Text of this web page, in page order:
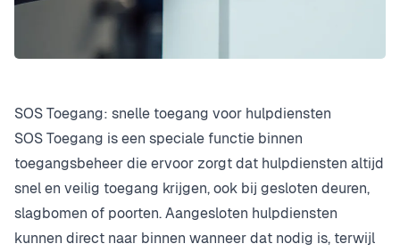
SOS Toegang: snelle toegang voor hulpdiensten
SOS Toegang is een speciale functie binnen
toegangsbeheer die ervoor zorgt dat hulpdiensten altijd
snel en veilig toegang krijgen, ook bij gesloten deuren,
slagbomen of poorten. Aangesloten hulpdiensten
kunnen direct naar binnen wanneer dat nodig is, terwijl